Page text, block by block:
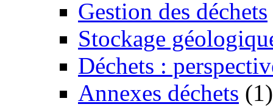
Gestion des déchets
Stockage
Déchets :
Annexes déchets (1)